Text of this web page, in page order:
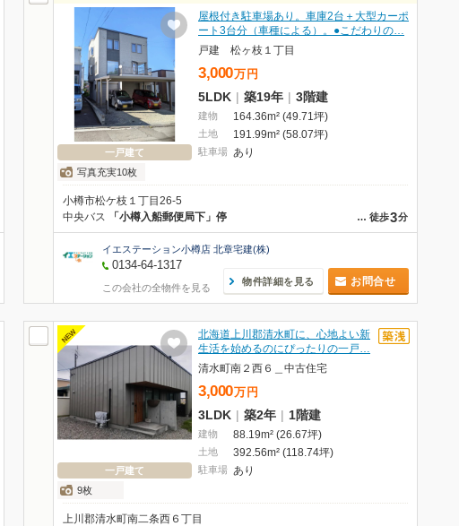
一戸建て
写真充実10枚
屋根付き駐車場あり。車庫2台＋大型カーポ
ート3台分（車種による）。●こだわりの…
戸建 松ヶ枝１丁目
3,000万 円
5LDK | 築19年 | 3階建
建物 164.36m² (49.71坪)
土地 191.99m² (58.07坪)
駐車場 あり
小樽市松ケ枝１丁目26-5
… 徒歩3分
中央バス 「小樽入船郵便局下」停
イエステーション小樽店 北章宅建(株)
0134-64-1317
この会社の全物件を見る
物件詳細を見る お問合せ
NEW
一戸建て
9枚
北海道上川郡清水町に、心地よい新
生活を始めるのにぴったりの一戸…
清水町南２西６＿中古住宅
3,000万 円
3LDK | 築2年 | 1階建
建物 88.19m² (26.67坪)
土地 392.56m² (118.74坪)
駐車場 あり
上川郡清水町南二条西６丁目